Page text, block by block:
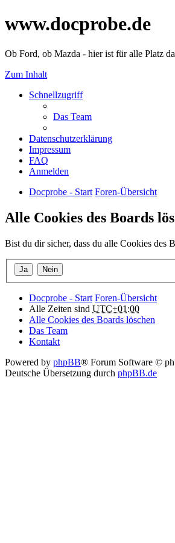
www.docprobe.de
Ob Ford, ob Mazda - hier ist für alle Platz
Zum Inhalt
Schnellzugriff
Das Team
Datenschutzerklärung
Impressum
FAQ
Anmelden
Docprobe - Start Foren-Übersicht
Alle Cookies des Boards
Bist du dir sicher, dass du alle Cookies des
Docprobe - Start Foren-Übersicht
Alle Zeiten sind UTC+01:00
Alle Cookies des Boards löschen
Das Team
Kontakt
Powered by phpBB® Forum Software ©
Deutsche Übersetzung durch phpBB.de